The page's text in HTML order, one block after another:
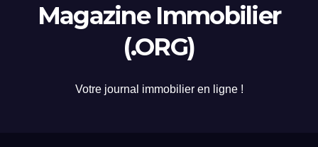
Magazine Immobilier
(.ORG)
Votre journal immobilier en ligne !